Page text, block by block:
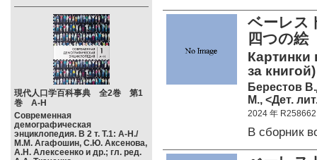
現代人口学百科事典 全2巻 第1
巻 А-Н
Современная
демографическая
энциклопедия. В 2 т. Т.1: А-Н./
М.М. Агафошин, С.Ю. Аксенова,
А.Н. Алексеенко и др.; гл. ред.
ベーレス
四つの
Картинки
за книгой)
Берестов
М., <Дет.
2024 年 R258662
В сборник